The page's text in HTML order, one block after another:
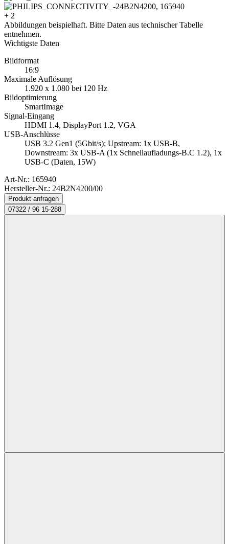
+ 2
Abbildungen beispielhaft. Bitte Daten aus technischer Tabelle
entnehmen.
Wichtigste Daten
Bildformat
16:9
Maximale Auflösung
1.920 x 1.080 bei 120 Hz
Bildoptimierung
SmartImage
Signal-Eingang
HDMI 1.4, DisplayPort 1.2, VGA
USB-Anschlüsse
USB 3.2 Gen1 (5Gbit/s); Upstream: 1x USB-B,
Downstream: 3x USB-A (1x Schnellaufladungs-B.C 1.2), 1x
USB-C (Daten, 15W)
Art-Nr.: 165940
Hersteller-Nr.: 24B2N4200/00
Produkt anfragen
07322 / 96 15-288